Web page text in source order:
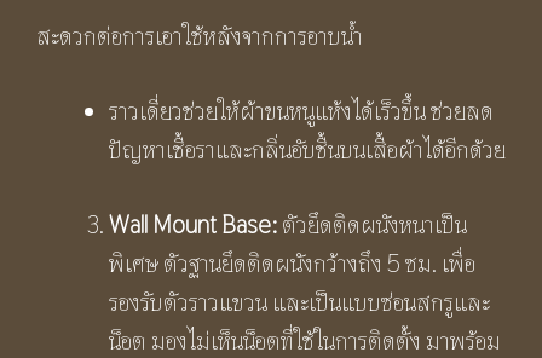
สะดวกต่อการเอาใช้หลังจากการอาบน้ำ
ราวเดี่ยวช่วยให้ผ้าขนหนูแห้งได้เร็วขึ้น ช่วยลด
ปัญหาเชื้อราและกลิ่นอับชื้นบนเสื้อผ้าได้อีกด้วย
Wall Mount Base:ตัวยึดติดผนังหนาเป็น
พิเศษ ตัวฐานยึดติดผนังกว้างถึง 5 ซม. เพื่อ
รองรับตัวราวแขวน และเป็นแบบซ่อนสกรูและ
น็อต มองไม่เห็นน็อตที่ใช้ในการติดตั้ง มาพร้อม